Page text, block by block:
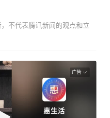
不代表腾讯新闻的观点和立
广告